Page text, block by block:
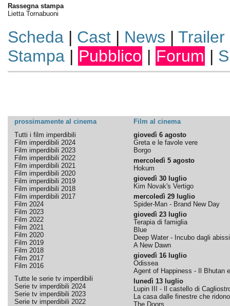
Rassegna stampa
Lietta Tornabuoni
Scheda| Cast| News | Trailer
Stampa| Pubblico | Forum |
prossimamente al cinema
Film al cinema
Tutti i film imperdibili
Film imperdibili 2024
Film imperdibili 2023
Film imperdibili 2022
Film imperdibili 2021
Film imperdibili 2020
Film imperdibili 2019
Film imperdibili 2018
Film imperdibili 2017
Film 2024
Film 2023
Film 2022
Film 2021
Film 2020
Film 2019
Film 2018
Film 2017
Film 2016
Tutte le serie tv imperdibili
Serie tv imperdibili 2024
Serie tv imperdibili 2023
Serie tv imperdibili 2022
giovedì 6 agosto
Greta e le favole vere
Borgo
mercoledì 5 agosto
Hokum
giovedì 30 luglio
Kim Novak's Vertigo
mercoledì 29 luglio
Spider-Man - Brand New Day
giovedì 23 luglio
Terapia di famiglia
Blue
Deep Water - Incubo dagli abissi
A New Dawn
giovedì 16 luglio
Odissea
Agent of Happiness - Il Bhutan
lunedì 13 luglio
Lupin III - Il castello di
La casa dalle finestre che ridono
The Doors